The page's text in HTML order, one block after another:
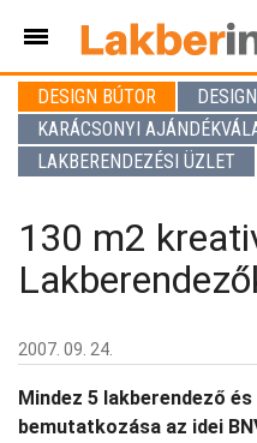
DESIGN BÚTOR
KARÁCSONYI
LAKBERENDEZÉSI ÜZLET
130 m2
2007. 09. 24.
Mindez 5 lakberendező
bemutatkozása az idei